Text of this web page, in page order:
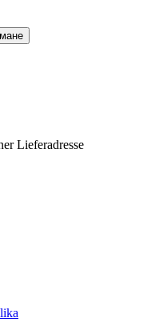
Lieferadresse